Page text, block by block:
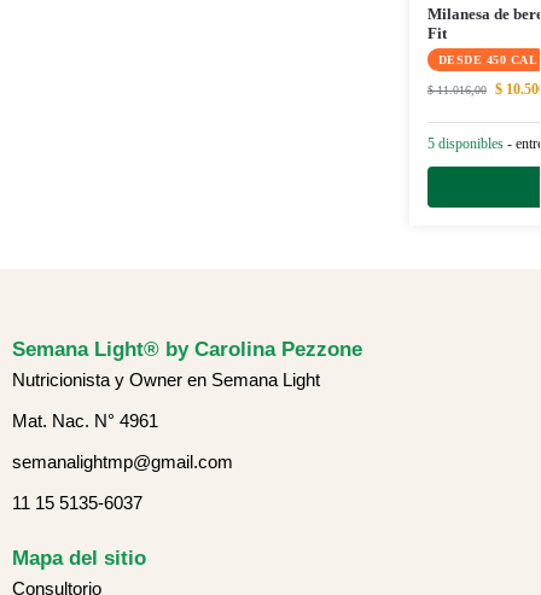
Milanesa de
Fit
DESDE 450 CAL
$11.016,00 $
5 disponibles-
Semana Light® by Carolina Pezzone
Nutricionista y Owner en Semana Light
Mat. Nac. N° 4961
semanalightmp@gmail.com
11 15 5135-6037
Mapa del sitio
Consultorio